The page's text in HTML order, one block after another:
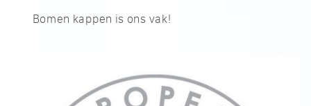
Bomen kappen is ons vak!